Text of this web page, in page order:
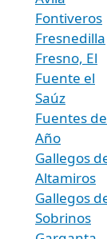
Fontiveros
Fresnedilla
Fresno, El
Fuente el
Saúz
Fuentes de
Año
Gallegos
Altamiros
Gallegos
Sobrinos